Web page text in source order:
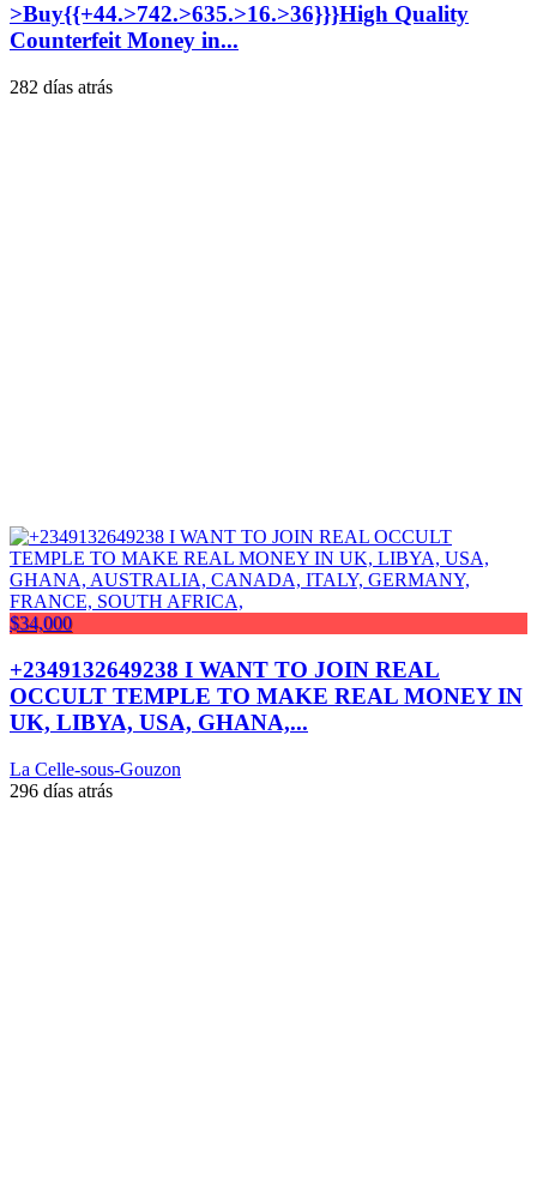
>Buy{{+44.>742.>635.>16.>36}}}High Quality
Counterfeit Money in...
282 días atrás
$34,000
+2349132649238 I WANT TO JOIN REAL
OCCULT TEMPLE TO MAKE REAL MONEY IN
UK, LIBYA, USA, GHANA,...
La Celle-sous-Gouzon
296 días atrás